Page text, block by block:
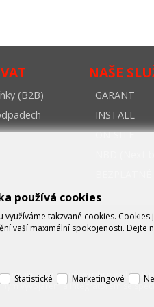
(B2B)
NAŠE
GARANT
INSTALL
ON-SITE
významné výrobce v oblasti
vývojářem a integrátorem se
používá cookies
využíváme takzvané cookies.
vaší maximální spokojenosti. Dejte
Statistické Marketingové